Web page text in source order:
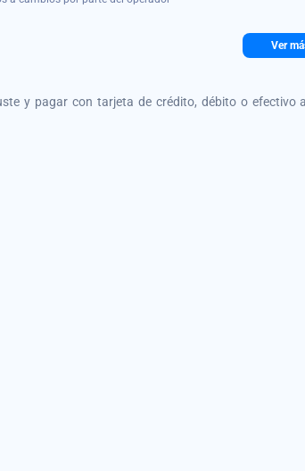
Ver
y pagar con tarjeta de crédito, débito o